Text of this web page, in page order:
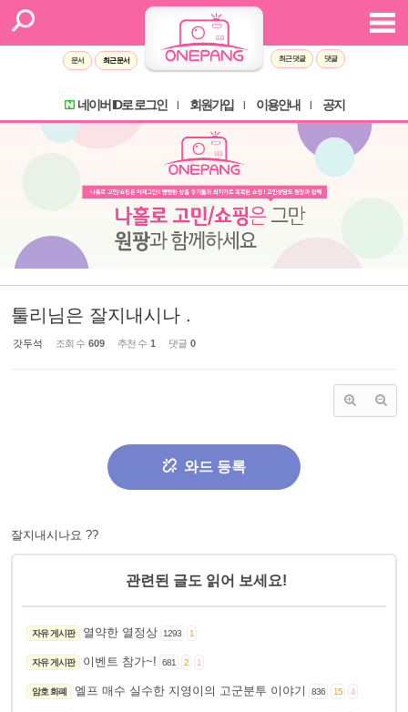
문서 최근 문서 최근 댓글 댓글
네이버 ID로 로그인 회원가입 이용안내 공지
툴리님은 잘지내시나 .
갓두석 조회 수 609 추천 수 1 댓글 0
와드 등록
잘지내시나요 ??
관련된 글도 읽어 보세요!
자유 게시판 열약한 열정상 1293 1
자유 게시판 이벤트 참가~! 681 2 1
암호 화폐 엘프 매수 실수한 지영이의 고군분투 이야기 836 15 4